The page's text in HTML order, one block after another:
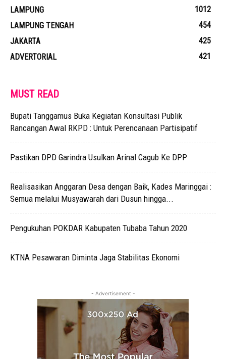
LAMPUNG
1012
LAMPUNG TENGAH
454
JAKARTA
425
ADVERTORIAL
421
MUST READ
Bupati Tanggamus Buka Kegiatan Konsultasi Publik
Rancangan Awal RKPD : Untuk Perencanaan Partisipatif
Pastikan DPD Garindra Usulkan Arinal Cagub Ke DPP
Realisasikan Anggaran Desa dengan Baik, Kades Maringgai :
Semua melalui Musyawarah dari Dusun hingga...
Pengukuhan POKDAR Kabupaten Tubaba Tahun 2020
KTNA Pesawaran Diminta Jaga Stabilitas Ekonomi
- Advertisement -